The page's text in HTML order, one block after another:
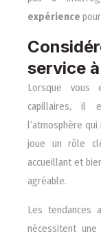
expérience
service
Lorsque vous
capillaires, il
l’atmosphère
joue un rôle
accueillant et
agréable.
Les tendances
nécessitent